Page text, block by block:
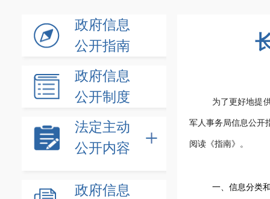
政府信息
公开指南
政府信息
公开制度
法定主动
公开内容
政府信息
为了更好地提
军人事务局信息公开
阅读《指南》。
一、信息分类